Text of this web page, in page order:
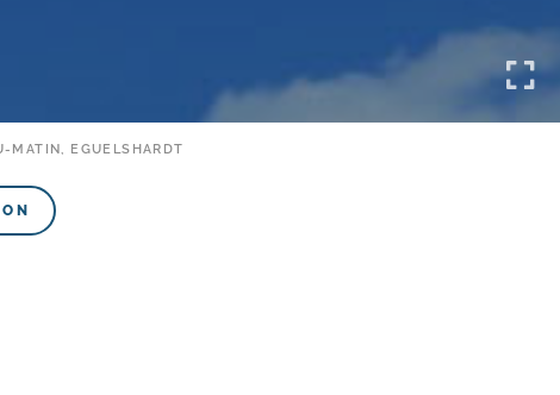
MATIN, EGUELSHARDT